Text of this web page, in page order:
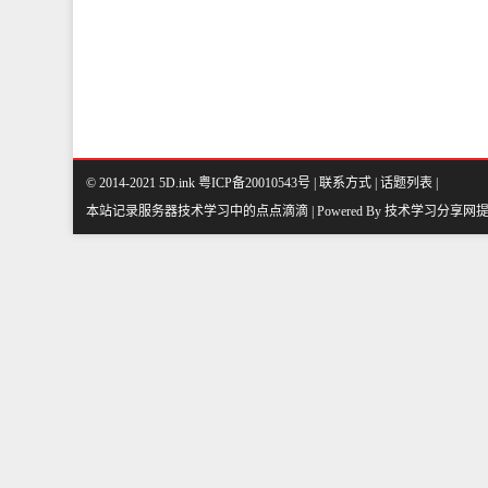
© 2014-2021 5D.ink 粤ICP备20010543号 联系方式 话题列表
本站记录服务器技术学习中的点点滴滴 | Powered By 技术学习分享网